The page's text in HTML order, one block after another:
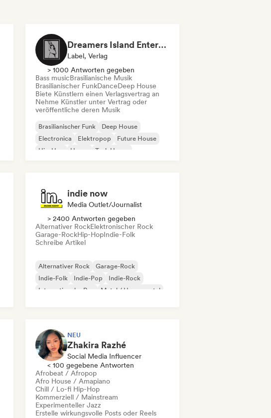
Dreamers Island Entertainment
Label, Verlag
> 1000 Antworten gegeben
Bass musicBrasilianische Musik
Brasilianischer FunkDanceDeep House
Biete Künstlern einen Verlagsvertrag an
Nehme Künstler unter Vertrag oder
veröffentliche deren Musik
Brasilianischer Funk
Deep House
Electronica
Elektropop
Future House
Hip-Hop
House Tech House
indie now
Media Outlet/Journalist
> 2400 Antworten gegeben
Alternativer RockElektronischer Rock
Garage-RockHip-HopIndie-Folk
Schreibe Artikel
Alternativer Rock
Garage-Rock
Indie-Folk
Indie-Pop
Indie-Rock
Internationaler Rap
Metal / Heavy metal
NEU
Zhakira Razhé
Social Media Influencer
< 100 gegebene Antworten
Afrobeat / Afropop
Afro House / Amapiano
Chill / Lo-fi Hip-Hop
Kommerziell / Mainstream
Experimenteller Jazz
Erstelle wirkungsvolle Posts oder Reels